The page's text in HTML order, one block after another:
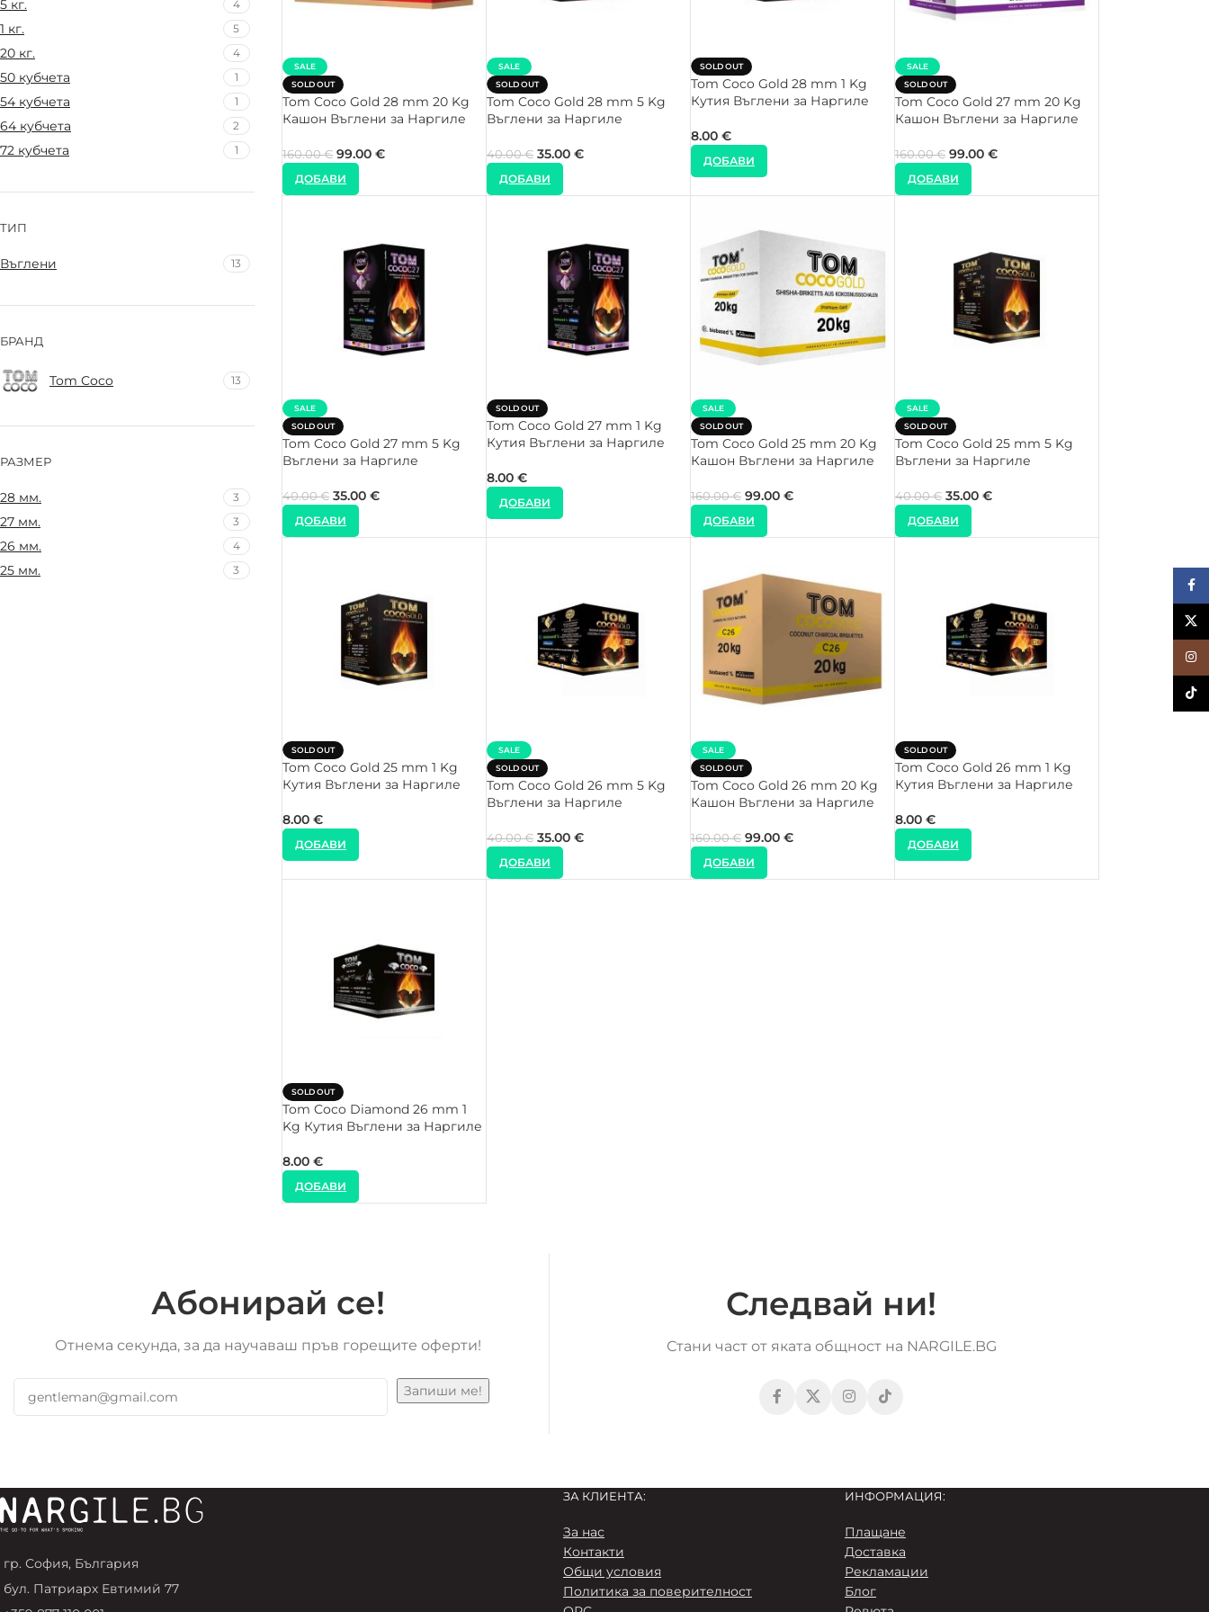
5 кг. 4
1 кг. 5
20 кг. 4
50 кубчета 1
54 кубчета 1
64 кубчета 2
72 кубчета 1
ТИП
Въглени 13
БРАНД
Tom Coco 13
РАЗМЕР
28 мм. 3
27 мм. 3
26 мм. 4
25 мм. 3
SALE
SOLD OUT
Tom Coco Gold 28 mm 20 Kg
Кашон Въглени за Наргиле
160.00€ 99.00 €
ДОБАВИ
SALE
SOLD OUT
Tom Coco Gold 28 mm 5 Kg
Въглени за Наргиле
40.00€ 35.00 €
ДОБАВИ
SOLD OUT
Tom Coco Gold 28 mm 1 Kg
Кутия Въглени за Наргиле
8.00 €
ДОБАВИ
SALE
SOLD OUT
Tom Coco Gold 27 mm 20 Kg
Кашон Въглени за Наргиле
160.00€ 99.00 €
ДОБАВИ
SALE
SOLD OUT
Tom Coco Gold 27 mm 5 Kg
Въглени за Наргиле
40.00€ 35.00 €
ДОБАВИ
SOLD OUT
Tom Coco Gold 27 mm 1 Kg
Кутия Въглени за Наргиле
8.00 €
ДОБАВИ
SALE
SOLD OUT
Tom Coco Gold 25 mm 20 Kg
Кашон Въглени за Наргиле
160.00€ 99.00 €
ДОБАВИ
SALE
SOLD OUT
Tom Coco Gold 25 mm 5 Kg
Въглени за Наргиле
40.00€ 35.00 €
ДОБАВИ
SOLD OUT
Tom Coco Gold 25 mm 1 Kg
Кутия Въглени за Наргиле
8.00 €
ДОБАВИ
SALE
SOLD OUT
Tom Coco Gold 26 mm 5 Kg
Въглени за Наргиле
40.00€ 35.00 €
ДОБАВИ
SALE
SOLD OUT
Tom Coco Gold 26 mm 20 Kg
Кашон Въглени за Наргиле
160.00€ 99.00 €
ДОБАВИ
SOLD OUT
Tom Coco Gold 26 mm 1 Kg
Кутия Въглени за Наргиле
8.00 €
ДОБАВИ
SOLD OUT
Tom Coco Diamond 26 mm 1
Kg Кутия Въглени за Наргиле
8.00 €
ДОБАВИ
Абонирай се!
Отнема секунда, за да научаваш пръв горещите оферти!
Следвай ни!
Стани част от яката общност на NARGILE.BG
гр. София, България
бул. Патриарх Евтимий 77
ЗА КЛИЕНТА:
За нас
Контакти
Общи условия
Пoлитика за поверителност
ИНФОРМАЦИЯ:
Плащане
Доставка
Рекламации
Блог